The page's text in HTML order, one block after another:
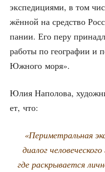
экс­пе­ди­ци­я­ми, в том
жён­ной на сред­ство
па­нии. Его перу
рабо­ты по гео­гра­фии и
Южно­го моря».
Юлия Напо­ло­ва,
ет, что:
«Пери­мет­раль­ная
диа­лог
где рас­кры­ва­ет­ся